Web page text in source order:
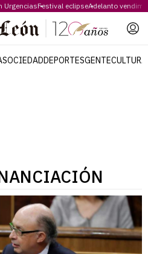
UrgenciasFestival eclipseAdelanto
SOCIEDADDEPORTESGENTECULTURA